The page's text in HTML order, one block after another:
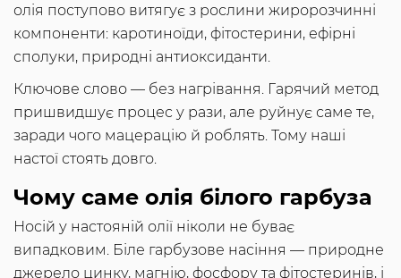
олія поступово витягує з рослини жиророзчинні
компоненти: каротиноїди, фітостерини, ефірні
сполуки, природні антиоксиданти.
Ключове слово — без нагрівання. Гарячий метод
пришвидшує процес у рази, але руйнує саме те,
заради чого мацерацію й роблять. Тому наші
настої стоять довго.
Чому саме олія білого гарбуза
Носій у настояній олії ніколи не буває
випадковим. Біле гарбузове насіння — природне
джерело цинку, магнію, фосфору та фітостеринів, і